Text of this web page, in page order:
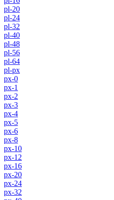
pl-20
pl-24
pl-32
pl-40
pl-48
pl-56
pl-64
pl-px
px-0
px-1
px-2
px-3
px-4
px-5
px-6
px-8
px-10
px-12
px-16
px-20
px-24
px-32